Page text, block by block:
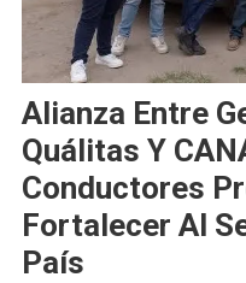
Alianza Entre
Quálitas Y
Conductores
Fortalecer Al
País